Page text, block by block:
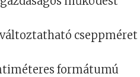
cseppméret
formátumú